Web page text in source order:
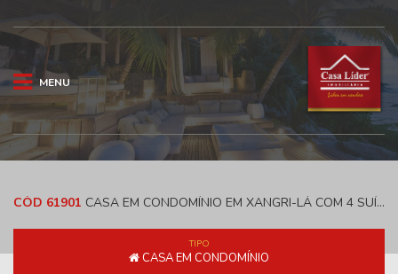
MENU
CÓD 61901 CASA EM CONDOMÍNIO EM XANGRI-LÁ COM 4 SUÍTES - GREEN VILLAGE
TIPO
CASA EM CONDOMÍNIO